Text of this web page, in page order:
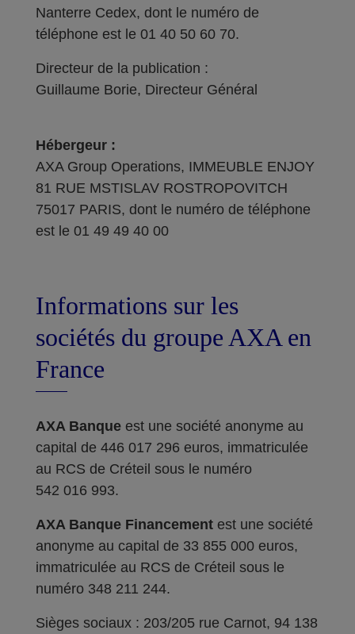
Nanterre Cedex, dont le numéro de
téléphone est le 01 40 50 60 70.
Directeur de la publication :
Guillaume Borie, Directeur Général
Hébergeur :
AXA Group Operations, IMMEUBLE ENJOY
81 RUE MSTISLAV ROSTROPOVITCH
75017 PARIS, dont le numéro de téléphone
est le 01 49 49 40 00
Informations sur les
sociétés du groupe AXA en
France
AXA Banque est une société anonyme au
capital de 446 017 296 euros, immatriculée
au RCS de Créteil sous le numéro
542 016 993.
AXA Banque Financement est une société
anonyme au capital de 33 855 000 euros,
immatriculée au RCS de Créteil sous le
numéro 348 211 244.
Sièges sociaux : 203/205 rue Carnot, 94 138